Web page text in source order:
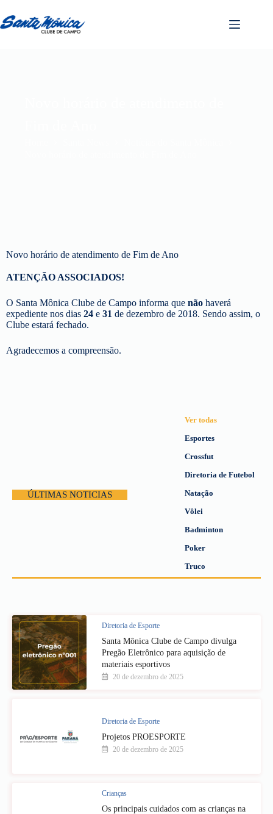
Novo horário de atendimento de Fim de Ano
ATENÇÃO ASSOCIADOS!
O Santa Mônica Clube de Campo informa que não haverá
expediente nos dias 24 e 31 de dezembro de 2018. Sendo assim, o
Clube estará fechado.
Agradecemos a compreensão.
ÚLTIMAS NOTICIAS
Ver todas
Esportes
Crossfut
Diretoria de Futebol
Natação
Vôlei
Badminton
Poker
Truco
Diretoria de Esporte
Santa Mônica Clube de Campo divulga
Pregão Eletrônico para aquisição de
materiais esportivos
20 de dezembro de 2025
Diretoria de Esporte
Projetos PROESPORTE
20 de dezembro de 2025
Crianças
Os principais cuidados com as crianças na